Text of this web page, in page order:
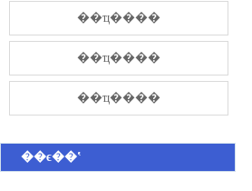
��ҵ����
��ҵ����
��ҵ����
��ϵ��ʽ